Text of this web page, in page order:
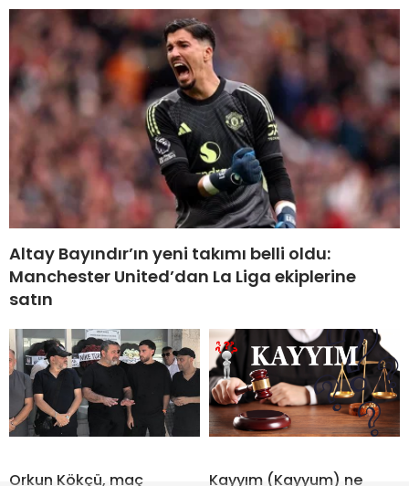
Altay Bayındır’ın yeni takımı belli oldu:
Manchester United’dan La Liga ekiplerine
satın
Orkun Kökçü, maç Kayyım (Kayyum) ne